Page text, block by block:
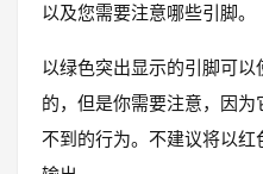
以及您需要注意哪些引脚。
以绿色突出显示的引脚可
的，但是你需要注意，因
不到的行为。不建议将以